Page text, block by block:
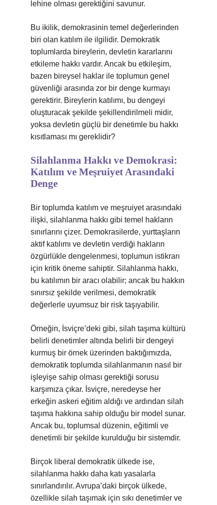
lehine olması gerektiğini savunur.
Bu ikilik, demokrasinin temel değerlerinden
biri olan katılım ile ilgilidir. Demokratik
toplumlarda bireylerin, devletin kararlarını
etkileme hakkı vardır. Ancak bu etkileşim,
bazen bireysel haklar ile toplumun genel
güvenliği arasında zor bir denge kurmayı
gerektirir. Bireylerin katılımı, bu dengeyi
oluşturacak şekilde şekillendirilmeli midir,
yoksa devletin güçlü bir denetimle bu hakkı
kısıtlaması mı gereklidir?
Silahlanma Hakkı ve Demokrasi:
Katılım ve Meşruiyet Arasındaki
Denge
Bir toplumda katılım ve meşruiyet arasındaki
ilişki, silahlanma hakkı gibi temel hakların
sınırlarını çizer. Demokrasilerde, yurttaşların
aktif katılımı ve devletin verdiği hakların
özgürlükle dengelenmesi, toplumun istikrarı
için kritik öneme sahiptir. Silahlanma hakkı,
bu katılımın bir aracı olabilir; ancak bu hakkın
sınırsız şekilde verilmesi, demokratik
değerlerle uyumsuz bir risk taşıyabilir.
Örneğin, İsviçre’deki gibi, silah taşıma kültürü
belirli denetimler altında belirli bir dengeyi
kurmuş bir örnek üzerinden baktığımızda,
demokratik toplumda silahlanmanın nasıl bir
işleyişe sahip olması gerektiği sorusu
karşımıza çıkar. İsviçre, neredeyse her
erkeğin askeri eğitim aldığı ve ardından silah
taşıma hakkına sahip olduğu bir model sunar.
Ancak bu, toplumsal düzenin, eğitimli ve
denetimli bir şekilde kurulduğu bir sistemdir.
Birçok liberal demokratik ülkede ise,
silahlanma hakkı daha katı yasalarla
sınırlandırılır. Avrupa’daki birçok ülkede,
özellikle silah taşımak için sıkı denetimler ve